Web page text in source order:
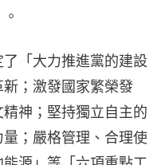
「大力推進黨的建設
；激發國家繁榮發
神；堅持獨立自主的
；嚴格管理、合理使